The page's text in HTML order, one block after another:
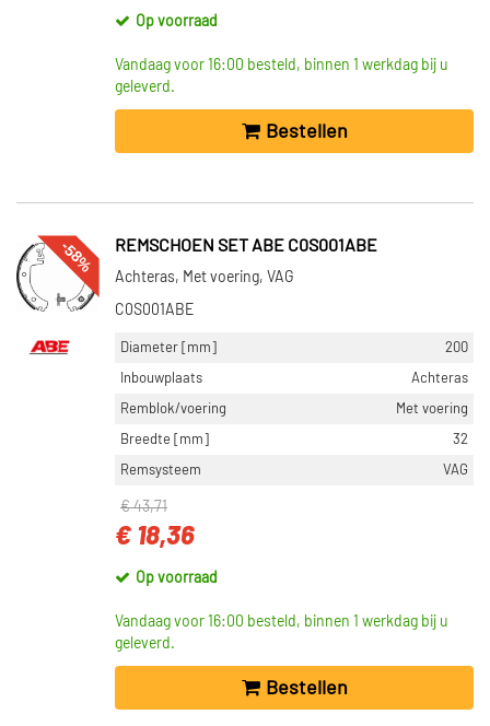
Op voorraad
Vandaag voor 16:00 besteld, binnen 1 werkdag bij u
geleverd.
Bestellen
-58% REMSCHOEN SET ABE C0S001ABE
Achteras, Met voering, VAG
C0S001ABE
Diameter [mm]
200
Inbouwplaats
Achteras
Remblok/voering
Met voering
Breedte [mm]
32
Remsysteem
VAG
€ 43,71
€ 18,36
Op voorraad
Vandaag voor 16:00 besteld, binnen 1 werkdag bij u
geleverd.
Bestellen